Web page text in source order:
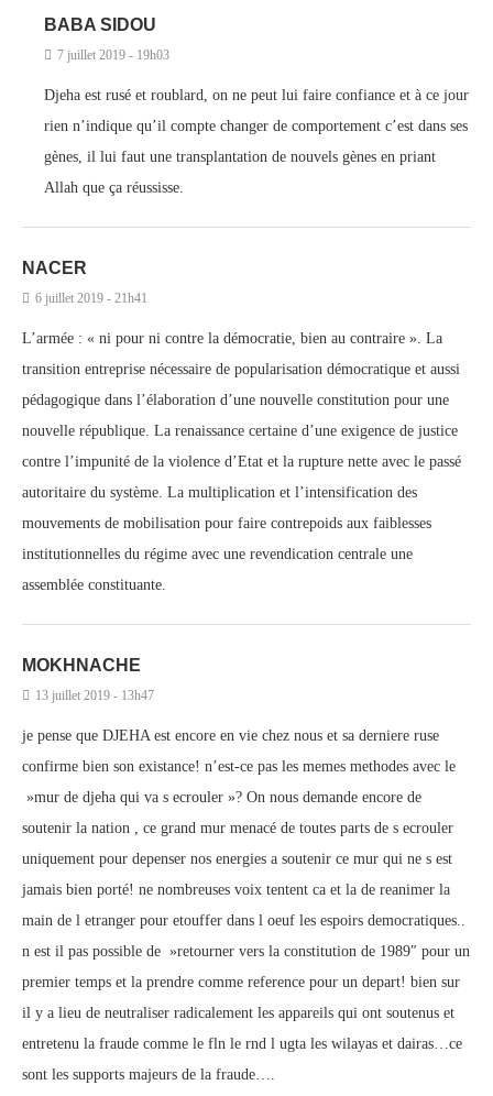
BABA SIDOU
7 juillet 2019 - 19h03
Djeha est rusé et roublard, on ne peut lui faire confiance et à ce jour
rien n’indique qu’il compte changer de comportement c’est dans ses
gènes, il lui faut une transplantation de nouvels gènes en priant
Allah que ça réussisse.
NACER
6 juillet 2019 - 21h41
L’armée : « ni pour ni contre la démocratie, bien au contraire ». La
transition entreprise nécessaire de popularisation démocratique et aussi
pédagogique dans l’élaboration d’une nouvelle constitution pour une
nouvelle république. La renaissance certaine d’une exigence de justice
contre l’impunité de la violence d’Etat et la rupture nette avec le passé
autoritaire du système. La multiplication et l’intensification des
mouvements de mobilisation pour faire contrepoids aux faiblesses
institutionnelles du régime avec une revendication centrale une
assemblée constituante.
MOKHNACHE
13 juillet 2019 - 13h47
je pense que DJEHA est encore en vie chez nous et sa derniere ruse
confirme bien son existance! n’est-ce pas les memes methodes avec le
»mur de djeha qui va s ecrouler »? On nous demande encore de
soutenir la nation , ce grand mur menacé de toutes parts de s ecrouler
uniquement pour depenser nos energies a soutenir ce mur qui ne s est
jamais bien porté! ne nombreuses voix tentent ca et la de reanimer la
main de l etranger pour etouffer dans l oeuf les espoirs democratiques..
n est il pas possible de »retourner vers la constitution de 1989″ pour un
premier temps et la prendre comme reference pour un depart! bien sur
il y a lieu de neutraliser radicalement les appareils qui ont soutenus et
entretenu la fraude comme le fln le rnd l ugta les wilayas et dairas…ce
sont les supports majeurs de la fraude….